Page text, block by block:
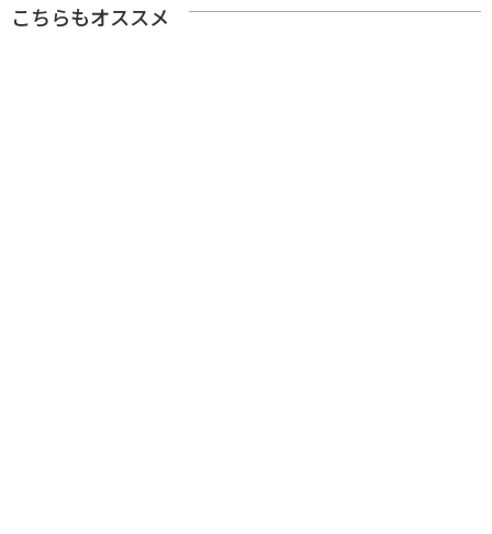
こちらもオススメ